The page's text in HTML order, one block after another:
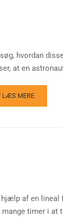
hvordan
at en
LÆS MERE
af en
timer i